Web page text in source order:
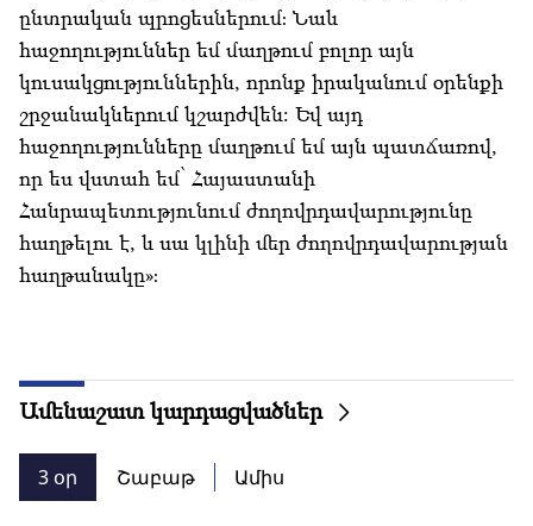
ընտրական պրոցեսներում։ Նաև
հաջողություններ եմ մաղթում բոլոր այն
կուսակցություններին, որոնք իրականում օրենքի
շրջանակներում կշարժվեն: Եվ այդ
հաջողությունները մաղթում եմ այն պատճառով,
որ ես վստահ եմ՝ Հայաստանի
Հանրապետությունում ժողովրդավարությունը
հաղթելու է, և սա կլինի մեր ժողովրդավարության
հաղթանակը»։
Ամենաշատ կարդացվածներ
3 օր Շաբաթ Ամիս